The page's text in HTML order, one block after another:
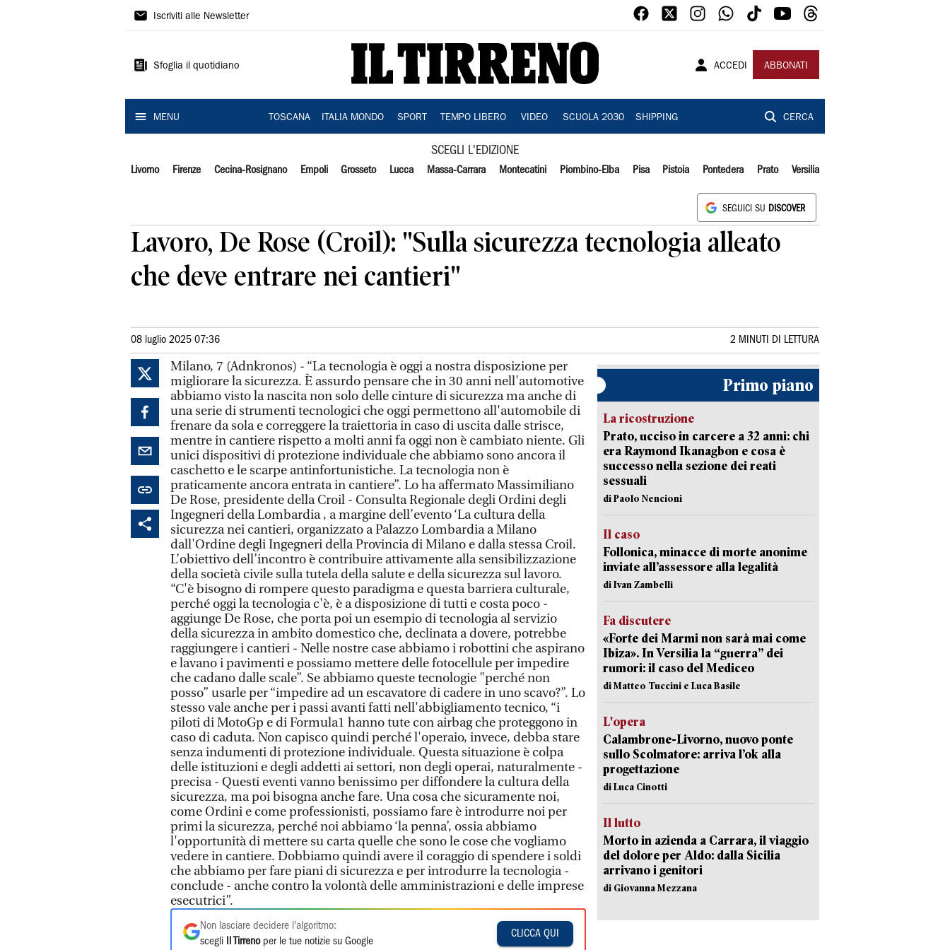
Il
Iscriviti alle Newsletter
Sfoglia il quotidiano ACCEDI ABBONATI
MENU TOSCANA ITALIA MONDO SPORT TEMPO LIBERO VIDEO SCUOLA 2030 SHIPPING CERCA
SCEGLI L'EDIZIONE
Livorno Firenze Cecina-Rosignano Empoli Grosseto Lucca Massa-Carrara Montecatini Piombino-Elba Pisa Pistoia Pontedera Prato Versilia
SEGUICI SU DISCOVER
Lavoro, De Rose (Croil): "Sulla sicurezza tecnologia alleato
che deve entrare nei cantieri"
08 luglio 2025 07:36 2 MINUTI DI LETTURA
Milano, 7 (Adnkronos) - “La tecnologia è oggi a nostra disposizione per
migliorare la sicurezza. È assurdo pensare che in 30 anni nell'automotive
abbiamo visto la nascita non solo delle cinture di sicurezza ma anche di
una serie di strumenti tecnologici che oggi permettono all'automobile di
frenare da sola e correggere la traiettoria in caso di uscita dalle strisce,
mentre in cantiere rispetto a molti anni fa oggi non è cambiato niente. Gli
unici dispositivi di protezione individuale che abbiamo sono ancora il
caschetto e le scarpe antinfortunistiche. La tecnologia non è
praticamente ancora entrata in cantiere”. Lo ha affermato Massimiliano
De Rose, presidente della Croil - Consulta Regionale degli Ordini degli
Ingegneri della Lombardia , a margine dell’evento ‘La cultura della
sicurezza nei cantieri, organizzato a Palazzo Lombardia a Milano
dall'Ordine degli Ingegneri della Provincia di Milano e dalla stessa Croil.
L’obiettivo dell’incontro è contribuire attivamente alla sensibilizzazione
della società civile sulla tutela della salute e della sicurezza sul lavoro.
“C'è bisogno di rompere questo paradigma e questa barriera culturale,
perché oggi la tecnologia c'è, è a disposizione di tutti e costa poco -
aggiunge De Rose, che porta poi un esempio di tecnologia al servizio
della sicurezza in ambito domestico che, declinata a dovere, potrebbe
raggiungere i cantieri - Nelle nostre case abbiamo i robottini che aspirano
e lavano i pavimenti e possiamo mettere delle fotocellule per impedire
che cadano dalle scale”. Se abbiamo queste tecnologie "perché non
posso” usarle per “impedire ad un escavatore di cadere in uno scavo?”. Lo
stesso vale anche per i passi avanti fatti nell'abbigliamento tecnico, “i
piloti di MotoGp e di Formula1 hanno tute con airbag che proteggono in
caso di caduta. Non capisco quindi perché l'operaio, invece, debba stare
senza indumenti di protezione individuale. Questa situazione è colpa
delle istituzioni e degli addetti ai settori, non degli operai, naturalmente -
precisa - Questi eventi vanno benissimo per diffondere la cultura della
sicurezza, ma poi bisogna anche fare. Una cosa che sicuramente noi,
come Ordini e come professionisti, possiamo fare è introdurre noi per
primi la sicurezza, perché noi abbiamo ‘la penna’, ossia abbiamo
l'opportunità di mettere su carta quelle che sono le cose che vogliamo
vedere in cantiere. Dobbiamo quindi avere il coraggio di spendere i soldi
che abbiamo per fare piani di sicurezza e per introdurre la tecnologia -
conclude - anche contro la volontà delle amministrazioni e delle imprese
esecutrici”.
Non lasciare decidere l'algoritmo:
scegli
Il Tirrenoper le tue notizie su Google
CLICCA QUI
Primo piano
La ricostruzione
Prato, ucciso in carcere a 32 anni: chi
era Raymond Ikanagbon e cosa è
successo nella sezione dei reati
sessuali
di Paolo Nencioni
Il caso
Follonica, minacce di morte anonime
inviate all’assessore alla legalità
di Ivan Zambelli
Fa discutere
«Forte dei Marmi non sarà mai come
Ibiza». In Versilia la “guerra” dei
rumori: il caso del Mediceo
di Matteo Tuccini e Luca Basile
L'opera
Calambrone-Livorno, nuovo ponte
sullo Scolmatore: arriva l’ok alla
progettazione
di Luca Cinotti
Il lutto
Morto in azienda a Carrara, il viaggio
del dolore per Aldo: dalla Sicilia
arrivano i genitori
di Giovanna Mezzana